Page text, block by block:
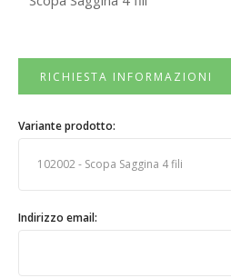
RICHIESTA INFORMAZIONI
Variante prodotto:
Indirizzo email: